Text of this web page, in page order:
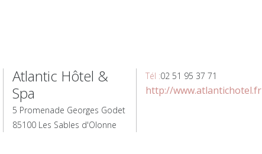
Atlantic Hôtel &
Spa
5 Promenade Georges Godet
85100 Les Sables d'Olonne
Tél :02 51 95 37 71
http://www.atlantichotel.fr